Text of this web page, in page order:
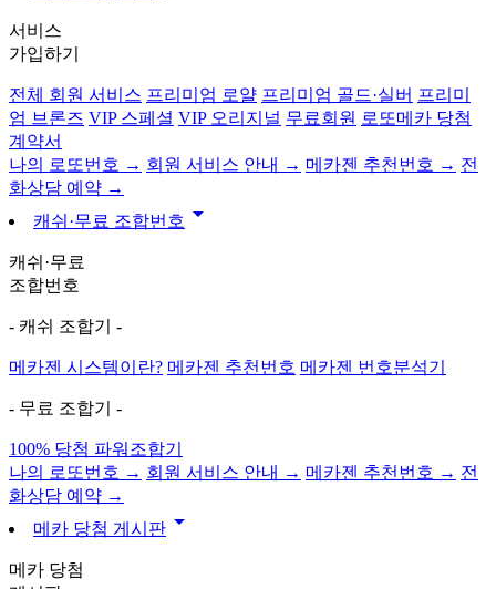
서비스
가입하기
전체 회원 서비스 프리미엄 로얄 프리미엄 골드·실버 프리미
엄 브론즈 VIP 스페셜 VIP 오리지널 무료회원 로또메카 당첨
계약서
나의 로또번호 → 회원 서비스 안내 → 메카젠 추천번호 → 전
화상담 예약 →
캐쉬·무료 조합번호 arrow_drop_down
캐쉬·무료
조합번호
- 캐쉬 조합기 -
메카젠 시스템이란? 메카젠 추천번호 메카젠 번호분석기
- 무료 조합기 -
100% 당첨 파워조합기
나의 로또번호 → 회원 서비스 안내 → 메카젠 추천번호 → 전
화상담 예약 →
메카 당첨 게시판 arrow_drop_down
메카 당첨